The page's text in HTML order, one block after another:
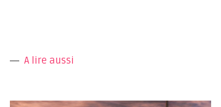
A lire aussi